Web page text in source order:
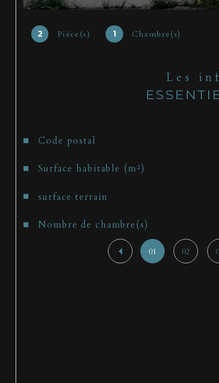
2 Pièce(s) 1 Chambre(s)
Les
Caractéristiques Valeurs
Code postal
Surface habitable (m²)
surface terrain
Nombre de chambre(s)
01 02